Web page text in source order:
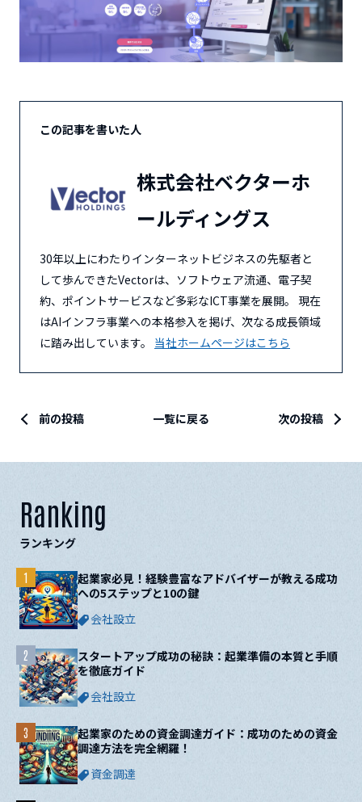
この記事を書いた人
株式会社ベクターホ
ールディングス
30年以上にわたりインターネットビジネスの先駆者と
して歩んできたVectorは、ソフトウェア流通、電子契
約、ポイントサービスなど多彩なICT事業を展開。 現在
はAIインフラ事業への本格参入を掲げ、次なる成長領域
に踏み出しています。 当社ホームページはこちら
前の投稿 一覧に戻る 次の投稿
Ranking
ランキング
起業家必見！経験豊富なアドバイザーが教える成功
への5ステップと10の鍵
会社設立
1
スタートアップ成功の秘訣：起業準備の本質と手順
を徹底ガイド
会社設立
2
起業家のための資金調達ガイド：成功のための資金
調達方法を完全網羅！
資金調達
3